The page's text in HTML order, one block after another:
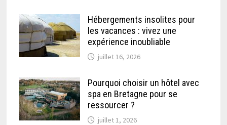
Hébergements insolites pour
les vacances : vivez une
expérience inoubliable
juillet 16, 2026
Pourquoi choisir un hôtel avec
spa en Bretagne pour se
ressourcer ?
juillet 1, 2026